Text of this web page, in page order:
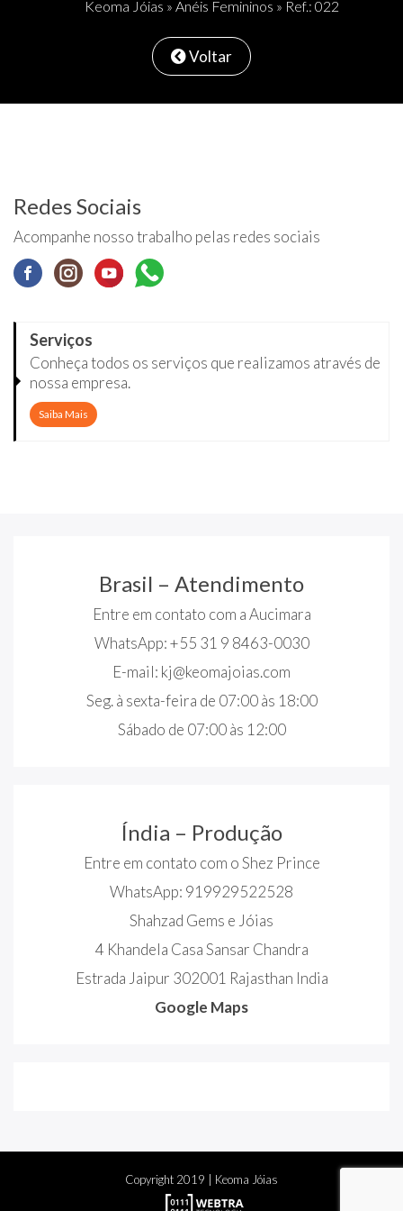
Keoma Jóias » Anéis Femininos » Ref.: 022
Voltar
Redes Sociais
Acompanhe nosso trabalho pelas redes sociais
Serviços
Conheça todos os serviços que realizamos através de
nossa empresa.
Saiba Mais
Brasil – Atendimento
Entre em contato com a Aucimara
WhatsApp: +55 31 9 8463-0030
E-mail: kj@keomajoias.com
Seg. à sexta-feira de 07:00 às 18:00
Sábado de 07:00 às 12:00
Índia – Produção
Entre em contato com o Shez Prince
WhatsApp: 919929522528
Shahzad Gems e Jóias
4 Khandela Casa Sansar Chandra
Estrada Jaipur 302001 Rajasthan India
Google Maps
Copyright 2019 | Keoma Jóias